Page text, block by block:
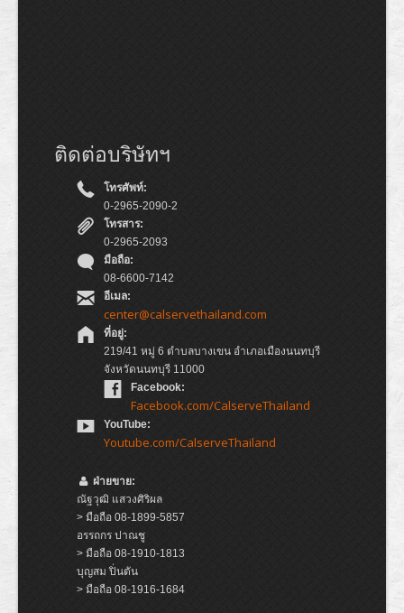
ติดต่อบริษัทฯ
โทรศัพท์:
0-2965-2090-2
โทรสาร:
0-2965-2093
มือถือ:
08-6600-7142
อีเมล:
center@calservethailand.com
ที่อยู่:
219/41 หมู่ 6 ตำบลบางเขน อำเภอเมืองนนทบุรี
จังหวัดนนทบุรี 11000
Facebook:
Facebook.com/CalserveThailand
YouTube:
Youtube.com/CalserveThailand
ฝ่ายขาย:
ณัฐวุฒิ แสวงศิริผล
> มือถือ 08-1899-5857
อรรถกร ปาณชู
> มือถือ 08-1910-1813
บุญสม ปิ่นตัน
> มือถือ 08-1916-1684